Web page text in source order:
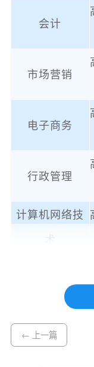
会计
市场营销
电子商务
行政管理
计算机网络技
术
← 上一篇